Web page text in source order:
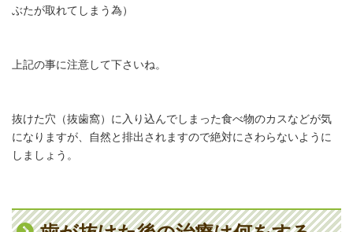
ぶたが取れてしまう為）
上記の事に注意して下さいね。
抜けた穴（抜歯窩）に入り込んでしまった食べ物のカスなどが気
になりますが、自然と排出されますので絶対にさわらないように
しましょう。